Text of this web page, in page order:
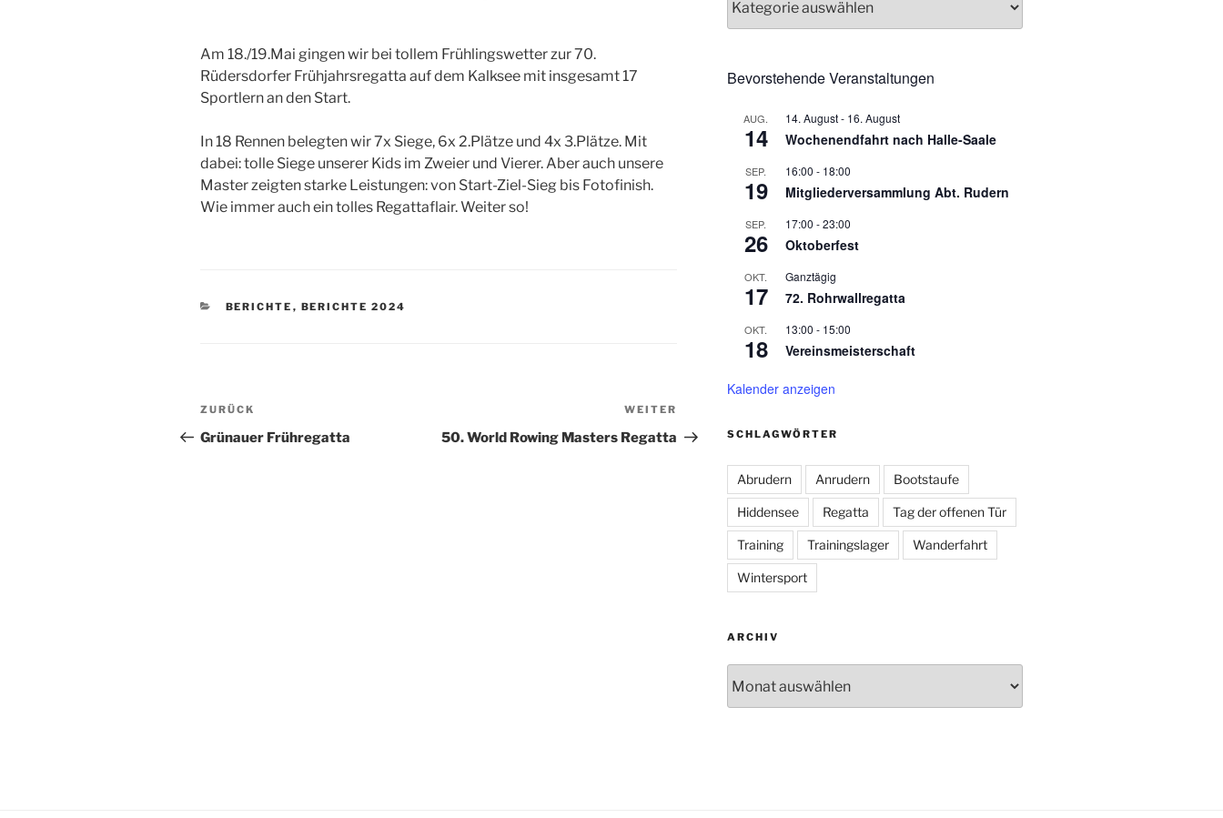
Am 18./19.Mai gingen wir bei tollem Frühlingswetter zur 70.
Rüdersdorfer Frühjahrsregatta auf dem Kalksee mit insgesamt 17
Sportlern an den Start.
In 18 Rennen belegten wir 7x Siege, 6x 2.Plätze und 4x 3.Plätze. Mit
dabei: tolle Siege unserer Kids im Zweier und Vierer. Aber auch unsere
Master zeigten starke Leistungen: von Start-Ziel-Sieg bis Fotofinish.
Wie immer auch ein tolles Regattaflair. Weiter so!
KATEGORIEN
BERICHTE , BERICHTE 2024
Beitragsnavigation
Vorheriger
Beitrag
ZURÜCK
Grünauer Frühregatta
Beitrag
WEITER
50. World Rowing Masters Regatta
Bevorstehende Veranstaltungen
AUG.
14
14. August- 16. August
Wochenendfahrt nach Halle-Saale
SEP.
19
16:00 - 18:00
Mitgliederversammlung Abt. Rudern
SEP.
26
17:00 -23:00
Oktoberfest
OKT.
17
Ganztägig
72. Rohrwallregatta
OKT.
18
13:00 - 15:00
Vereinsmeisterschaft
Kalender anzeigen
SCHLAGWÖRTER
Abrudern Anrudern Bootstaufe
Hiddensee Regatta Tag der offenen Tür
Training Trainingslager Wanderfahrt
Wintersport
ARCHIV